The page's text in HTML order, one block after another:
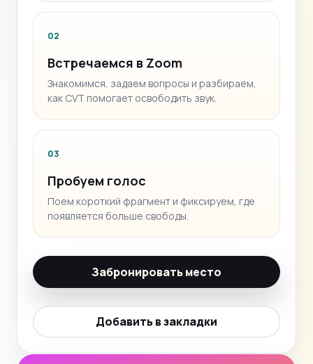
02
Встречаемся в Zoom
Знакомимся, задаем вопросы и разбираем,
как CVT помогает освободить звук.
03
Пробуем голос
Поем короткий фрагмент и фиксируем, где
появляется больше свободы.
Забронировать место
Добавить в закладки